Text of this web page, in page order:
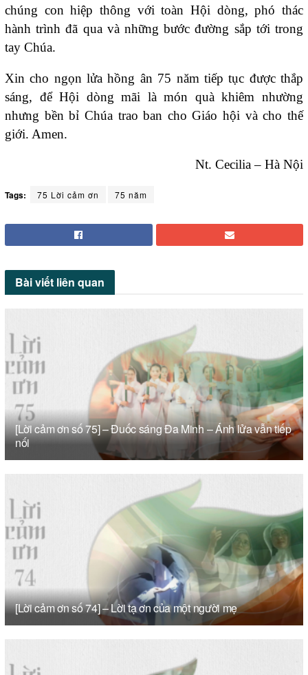
chúng con hiệp thông với toàn Hội dòng, phó thác
hành trình đã qua và những bước đường sắp tới trong
tay Chúa.
Xin cho ngọn lửa hồng ân 75 năm tiếp tục được thắp
sáng, để Hội dòng mãi là món quà khiêm nhường
nhưng bền bỉ Chúa trao ban cho Giáo hội và cho thế
giới. Amen.
Nt. Cecilia – Hà Nội
Tags: 75 Lời cảm ơn 75 năm
Bài viết liên quan
[Lời cảm ơn số 75] – Đuốc sáng Đa Minh – Ánh lửa vẫn tiếp
nối
[Lời cảm ơn số 74] – Lời tạ ơn của một người mẹ